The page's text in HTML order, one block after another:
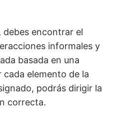
debes encontrar el
informales y
basada en una
cada elemento de la
podrás dirigir la
correcta.